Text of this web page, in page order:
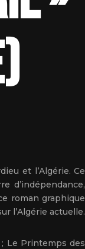
et l’Algérie. Ce
d’indépendance,
roman graphique
l’Algérie actuelle.
Le Printemps des